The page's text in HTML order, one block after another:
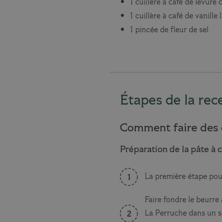
1 cuillère à café de levure
1 cuillère à café de vanille
1 pincée de fleur de sel
Étapes de la
Comment faire des
Préparation de la pâte à
La première étape
Faire fondre le beurre
La Perruche dans un